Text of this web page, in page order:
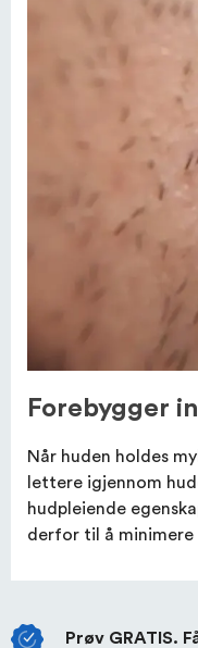
Forebygger
Når huden holdes
lettere igjennom
hudpleiende
derfor til å
Prøv GRATIS.